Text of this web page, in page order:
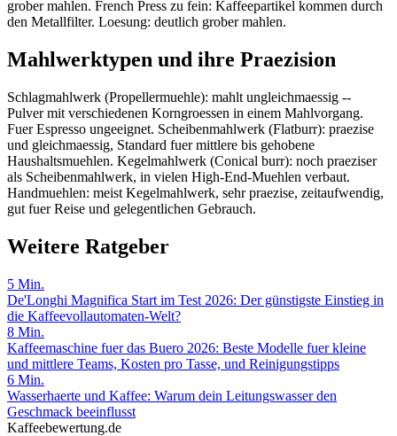
grober mahlen. French Press zu fein: Kaffeepartikel kommen durch
den Metallfilter. Loesung: deutlich grober mahlen.
Mahlwerktypen und ihre Praezision
Schlagmahlwerk (Propellermuehle): mahlt ungleichmaessig --
Pulver mit verschiedenen Korngroessen in einem Mahlvorgang.
Fuer Espresso ungeeignet. Scheibenmahlwerk (Flatburr): praezise
und gleichmaessig, Standard fuer mittlere bis gehobene
Haushaltsmuehlen. Kegelmahlwerk (Conical burr): noch praeziser
als Scheibenmahlwerk, in vielen High-End-Muehlen verbaut.
Handmuehlen: meist Kegelmahlwerk, sehr praezise, zeitaufwendig,
gut fuer Reise und gelegentlichen Gebrauch.
Weitere Ratgeber
5 Min.
De'Longhi Magnifica Start im Test 2026: Der günstigste Einstieg in
die Kaffeevollautomaten-Welt?
8 Min.
Kaffeemaschine fuer das Buero 2026: Beste Modelle fuer kleine
und mittlere Teams, Kosten pro Tasse, und Reinigungstipps
6 Min.
Wasserhaerte und Kaffee: Warum dein Leitungswasser den
Geschmack beeinflusst
Kaffeebewertung.de